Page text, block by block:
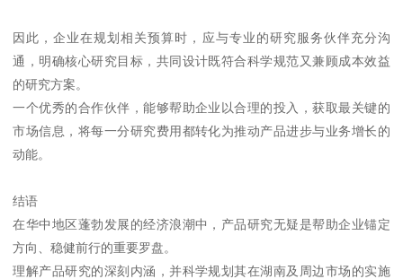
因此，企业在规划相关预算时，应与专业的研究服务伙伴充分沟
通，明确核心研究目标，共同设计既符合科学规范又兼顾成本效益
的研究方案。
一个优秀的合作伙伴，能够帮助企业以合理的投入，获取最关键的
市场信息，将每一分研究费用都转化为推动产品进步与业务增长的
动能。
结语
在华中地区蓬勃发展的经济浪潮中，产品研究无疑是帮助企业锚定
方向、稳健前行的重要罗盘。
理解产品研究的深刻内涵，并科学规划其在湖南及周边市场的实施